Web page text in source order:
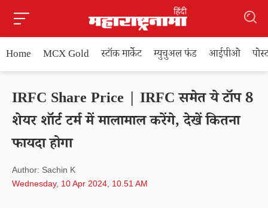
Home MCX Gold स्टॉक मार्केट म्युचुअल फंड आईपीओ
IRFC Share Price | IRFC समेत ये टॉप 8
शेयर शॉर्ट टर्म में मालामाल करेंगे, देखें कितना
फायदा होगा
Author: Sachin K
Wednesday, 10 Apr 2024, 10.51 AM